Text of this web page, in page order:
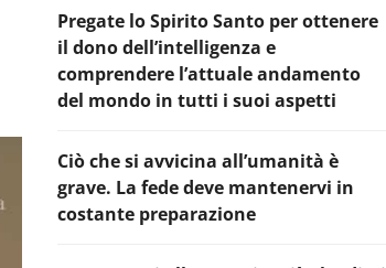
Pregate lo Spirito Santo per ottenere
il dono dell’intelligenza e
comprendere l’attuale andamento
del mondo in tutti i suoi aspetti
Ciò che si avvicina all’umanità è
grave. La fede deve mantenervi in
costante preparazione